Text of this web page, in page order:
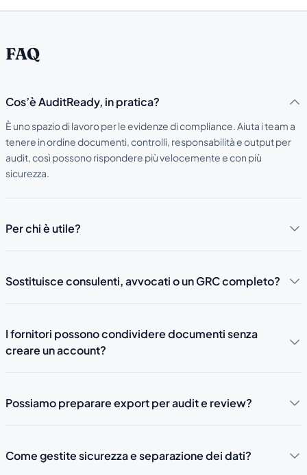
FAQ
Cos’è AuditReady, in pratica?
È uno spazio di lavoro per le evidenze di compliance. Aiuta i team a
tenere in ordine documenti, controlli, responsabilità e output per
audit, così possono rispondere più velocemente e con più
sicurezza.
Per chi è utile?
Sostituisce consulenti, avvocati o un GRC completo?
I fornitori possono condividere documenti senza
creare un account?
Possiamo preparare export per audit e review?
Come gestite sicurezza e separazione dei dati?